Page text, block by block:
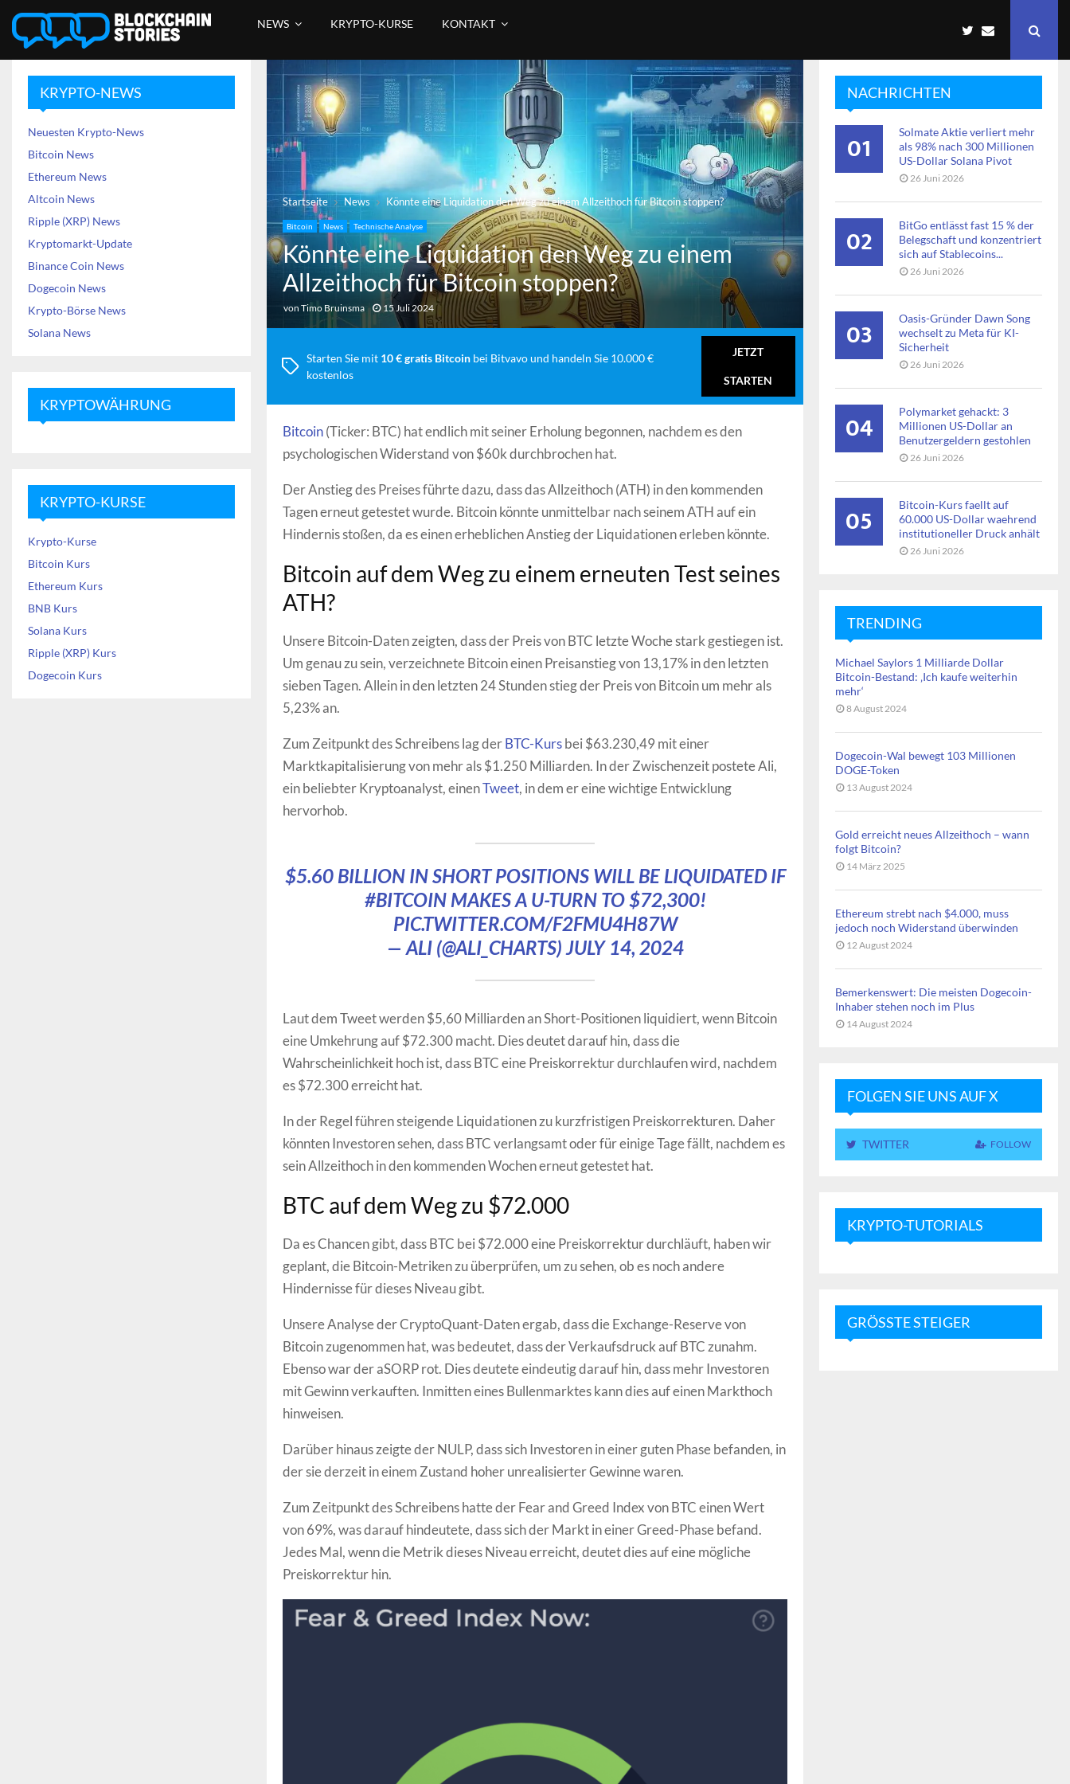
NEWS KRYPTO-KURSE KONTAKT
Startseite News Könnte eine Liquidation den Weg zu einem Allzeithoch für Bitcoin stoppen?
Bitcoin News Technische Analyse
Könnte eine Liquidation den Weg zu einem
Allzeithoch für Bitcoin stoppen?
von Timo Bruinsma 15 Juli 2024
Starten Sie mit 10 € gratis Bitcoin bei Bitvavo und handeln Sie 10.000 €
kostenlos
JETZT
STARTEN
Bitcoin(Ticker: BTC) hat endlich mit seiner Erholung begonnen, nachdem es den
psychologischen Widerstand von $60k durchbrochen hat.
Der Anstieg des Preises führte dazu, dass das Allzeithoch (ATH) in den kommenden
Tagen erneut getestet wurde. Bitcoin könnte unmittelbar nach seinem ATH auf ein
Hindernis stoßen, da es einen erheblichen Anstieg der Liquidationen erleben könnte.
Bitcoin auf dem Weg zu einem erneuten Test seines
ATH?
Unsere Bitcoin-Daten zeigten, dass der Preis von BTC letzte Woche stark gestiegen ist.
Um genau zu sein, verzeichnete Bitcoin einen Preisanstieg von 13,17% in den letzten
sieben Tagen. Allein in den letzten 24 Stunden stieg der Preis von Bitcoin um mehr als
5,23% an.
Zum Zeitpunkt des Schreibens lag derBTC-Kursbei $63.230,49 mit einer
Marktkapitalisierung von mehr als $1.250 Milliarden. In der Zwischenzeit postete Ali,
ein beliebter Kryptoanalyst, einenTweet, in dem er eine wichtige Entwicklung
hervorhob.
$5.60 BILLION IN SHORT POSITIONS WILL BE LIQUIDATED IF
#BITCOINMAKES A U-TURN TO $72,300!
PIC.TWITTER.COM/F2FMU4H87W
— ALI (@ALI_CHARTS)JULY 14, 2024
Laut dem Tweet werden $5,60 Milliarden an Short-Positionen liquidiert, wenn Bitcoin
eine Umkehrung auf $72.300 macht. Dies deutet darauf hin, dass die
Wahrscheinlichkeit hoch ist, dass BTC eine Preiskorrektur durchlaufen wird, nachdem
es $72.300 erreicht hat.
In der Regel führen steigende Liquidationen zu kurzfristigen Preiskorrekturen. Daher
könnten Investoren sehen, dass BTC verlangsamt oder für einige Tage fällt, nachdem es
sein Allzeithoch in den kommenden Wochen erneut getestet hat.
BTC auf dem Weg zu $72.000
Da es Chancen gibt, dass BTC bei $72.000 eine Preiskorrektur durchläuft, haben wir
geplant, die Bitcoin-Metriken zu überprüfen, um zu sehen, ob es noch andere
Hindernisse für dieses Niveau gibt.
Unsere Analyse der CryptoQuant-Daten ergab, dass die Exchange-Reserve von
Bitcoin zugenommen hat, was bedeutet, dass der Verkaufsdruck auf BTC zunahm.
Ebenso war der aSORP rot. Dies deutete eindeutig darauf hin, dass mehr Investoren
mit Gewinn verkauften. Inmitten eines Bullenmarktes kann dies auf einen Markthoch
hinweisen.
Darüber hinaus zeigte der NULP, dass sich Investoren in einer guten Phase befanden, in
der sie derzeit in einem Zustand hoher unrealisierter Gewinne waren.
Zum Zeitpunkt des Schreibens hatte der Fear and Greed Index von BTC einen Wert
von 69%, was darauf hindeutete, dass sich der Markt in einer Greed-Phase befand.
Jedes Mal, wenn die Metrik dieses Niveau erreicht, deutet dies auf eine mögliche
Preiskorrektur hin.
KRYPTO-NEWS
Neuesten Krypto-News
Bitcoin News
Ethereum News
Altcoin News
Ripple (XRP) News
Kryptomarkt-Update
Binance Coin News
Dogecoin News
Krypto-Börse News
Solana News
KRYPTOWÄHRUNG
KRYPTO-KURSE
Krypto-Kurse
Bitcoin Kurs
Ethereum Kurs
BNB Kurs
Solana Kurs
Ripple (XRP) Kurs
Dogecoin Kurs
NACHRICHTEN
01
Solmate Aktie verliert mehr
als 98% nach 300 Millionen
US-Dollar Solana Pivot
26 Juni 2026
02
BitGo entlässt fast 15 % der
Belegschaft und konzentriert
sich auf Stablecoins...
26 Juni 2026
03
Oasis-Gründer Dawn Song
wechselt zu Meta für KI-
Sicherheit
26 Juni 2026
04
Polymarket gehackt: 3
Millionen US-Dollar an
Benutzergeldern gestohlen
26 Juni 2026
05
Bitcoin-Kurs faellt auf
60.000 US-Dollar waehrend
institutioneller Druck anhält
26 Juni 2026
TRENDING
Michael Saylors 1 Milliarde Dollar
Bitcoin-Bestand: ‚Ich kaufe weiterhin
mehr‘
8 August 2024
Dogecoin-Wal bewegt 103 Millionen
DOGE-Token
13 August 2024
Gold erreicht neues Allzeithoch – wann
folgt Bitcoin?
14 März 2025
Ethereum strebt nach $4.000, muss
jedoch noch Widerstand überwinden
12 August 2024
Bemerkenswert: Die meisten Dogecoin-
Inhaber stehen noch im Plus
14 August 2024
FOLGEN SIE UNS AUF X
TWITTER FOLLOW
KRYPTO-TUTORIALS
GRÖSSTE STEIGER